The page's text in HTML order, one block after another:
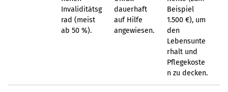
Invaliditätsg
rad (meist
ab 50 %).
dauerhaft
auf Hilfe
angewiesen.
Beispiel
1.500 €), um
den
Lebensunte
rhalt und
Pflegekoste
n zu decken.